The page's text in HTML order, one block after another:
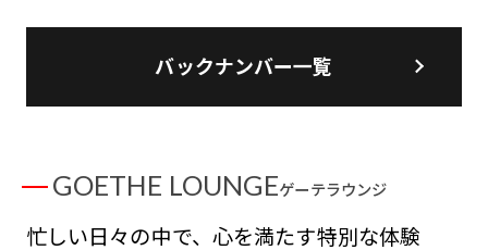
バックナンバー一覧
GOETHE LOUNGEゲーテラウンジ
忙しい日々の中で、心を満たす特別な体験